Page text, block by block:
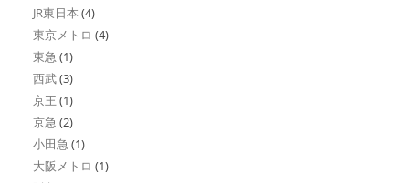
JR東日本 (4)
東京メトロ (4)
東急 (1)
西武(3)
京王 (1)
京急 (2)
小田急 (1)
大阪メトロ (1)